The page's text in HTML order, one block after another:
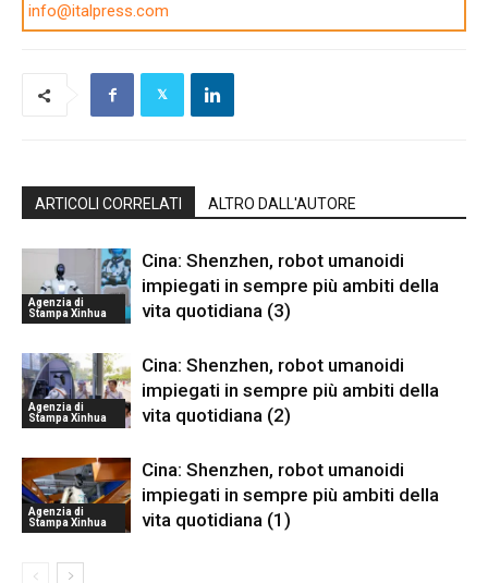
info@italpress.com
ARTICOLI CORRELATI ALTRO DALL'AUTORE
Agenzia di
Stampa Xinhua
Cina: Shenzhen, robot umanoidi
impiegati in sempre più ambiti della
vita quotidiana (3)
Agenzia di
Stampa Xinhua
Cina: Shenzhen, robot umanoidi
impiegati in sempre più ambiti della
vita quotidiana (2)
Agenzia di
Stampa Xinhua
Cina: Shenzhen, robot umanoidi
impiegati in sempre più ambiti della
vita quotidiana (1)